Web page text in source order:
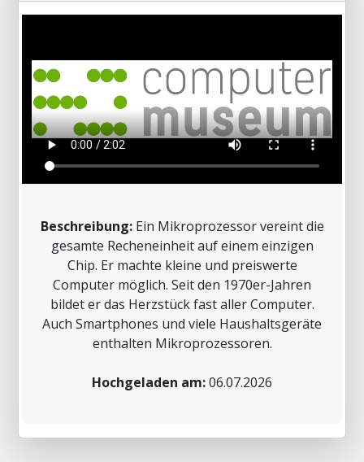
Beschreibung:Ein Mikroprozessor vereint die
gesamte Recheneinheit auf einem einzigen
Chip. Er machte kleine und preiswerte
Computer möglich. Seit den 1970er-Jahren
bildet er das Herzstück fast aller Computer.
Auch Smartphones und viele Haushaltsgeräte
enthalten Mikroprozessoren.
Hochgeladen am:06.07.2026